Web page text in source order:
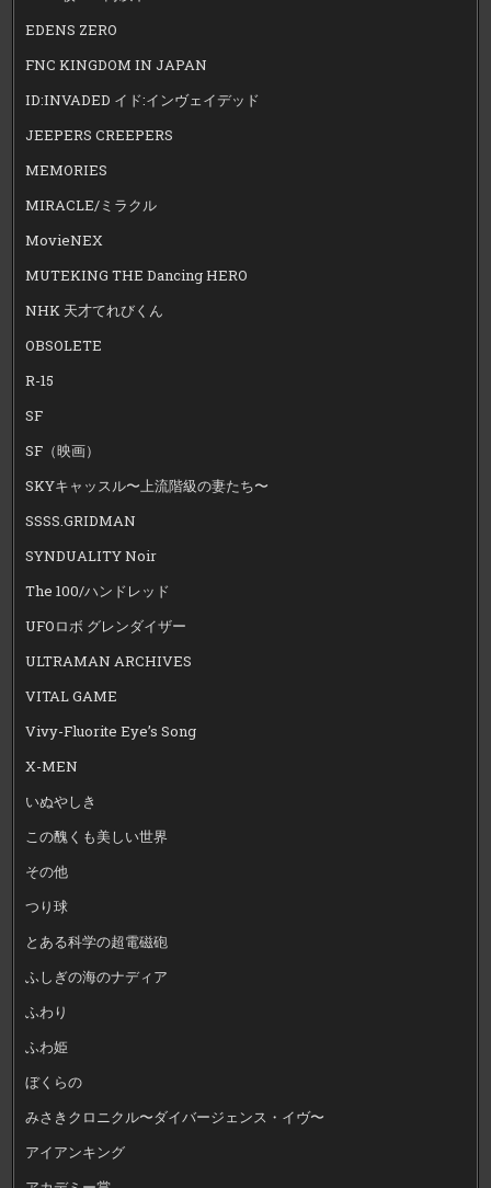
EDENS ZERO
FNC KINGDOM IN JAPAN
ID:INVADED イド:インヴェイデッド
JEEPERS CREEPERS
MEMORIES
MIRACLE/ミラクル
MovieNEX
MUTEKING THE Dancing HERO
NHK 天才てれびくん
OBSOLETE
R-15
SF
SF（映画）
SKYキャッスル〜上流階級の妻たち〜
SSSS.GRIDMAN
SYNDUALITY Noir
The 100/ハンドレッド
UFOロボ グレンダイザー
ULTRAMAN ARCHIVES
VITAL GAME
Vivy-Fluorite Eye’s Song
X-MEN
いぬやしき
この醜くも美しい世界
その他
つり球
とある科学の超電磁砲
ふしぎの海のナディア
ふわり
ふわ姫
ぼくらの
みさきクロニクル〜ダイバージェンス・イヴ〜
アイアンキング